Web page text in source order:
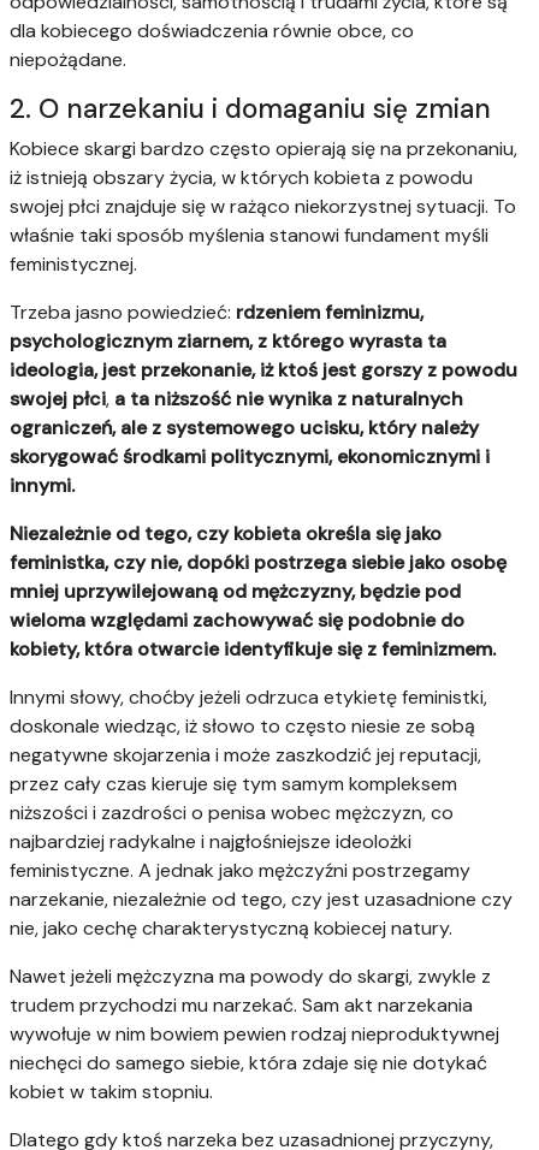
dla kobiecego doświadczenia równie obce, co
niepożądane.
2. O narzekaniu i domaganiu się zmian
Kobiece skargi bardzo często opierają się na przekonaniu,
iż istnieją obszary życia, w których kobieta z powodu
swojej płci znajduje się w rażąco niekorzystnej sytuacji. To
właśnie taki sposób myślenia stanowi fundament myśli
feministycznej.
Trzeba jasno powiedzieć: rdzeniem feminizmu,
psychologicznym ziarnem, z którego wyrasta ta
ideologia, jest przekonanie, iż ktoś jest gorszy z powodu
swojej płci, a ta niższość nie wynika z naturalnych
ograniczeń, ale z systemowego ucisku, który należy
skorygować środkami politycznymi, ekonomicznymi i
innymi.
Niezależnie od tego, czy kobieta określa się jako
feministka, czy nie, dopóki postrzega siebie jako osobę
mniej uprzywilejowaną od mężczyzny, będzie pod
wieloma względami zachowywać się podobnie do
kobiety, która otwarcie identyfikuje się z feminizmem.
Innymi słowy, choćby jeżeli odrzuca etykietę feministki,
doskonale wiedząc, iż słowo to często niesie ze sobą
negatywne skojarzenia i może zaszkodzić jej reputacji,
przez cały czas kieruje się tym samym kompleksem
niższości i zazdrości o penisa wobec mężczyzn, co
najbardziej radykalne i najgłośniejsze ideolożki
feministyczne. A jednak jako mężczyźni postrzegamy
narzekanie, niezależnie od tego, czy jest uzasadnione czy
nie, jako cechę charakterystyczną kobiecej natury.
Nawet jeżeli mężczyzna ma powody do skargi, zwykle z
trudem przychodzi mu narzekać. Sam akt narzekania
wywołuje w nim bowiem pewien rodzaj nieproduktywnej
niechęci do samego siebie, która zdaje się nie dotykać
kobiet w takim stopniu.
Dlatego gdy ktoś narzeka bez uzasadnionej przyczyny,